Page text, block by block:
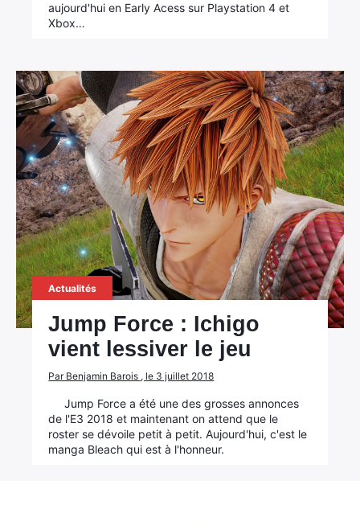
aujourd'hui en Early Acess sur Playstation 4 et
Xbox…
Actualités
Jump Force : Ichigo
vient lessiver le jeu
Par Benjamin Barois , le 3 juillet 2018
Jump Force a été une des grosses annonces
de l'E3 2018 et maintenant on attend que le
roster se dévoile petit à petit. Aujourd'hui, c'est le
manga Bleach qui est à l'honneur.